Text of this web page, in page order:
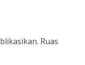
Ruas